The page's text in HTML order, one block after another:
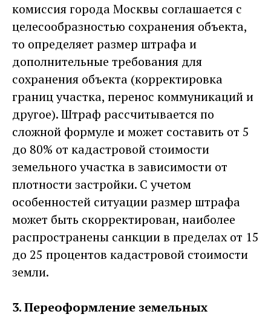
комиссия города Москвы соглашается с
целесообразностью сохранения объекта,
то определяет размер штрафа и
дополнительные требования для
сохранения объекта (корректировка
границ участка, перенос коммуникаций и
другое). Штраф рассчитывается по
сложной формуле и может составить от 5
до 80% от кадастровой стоимости
земельного участка в зависимости от
плотности застройки. С учетом
особенностей ситуации размер штрафа
может быть скорректирован, наиболее
распространены санкции в пределах от 15
до 25 процентов кадастровой стоимости
земли.
3. Переоформление земельных